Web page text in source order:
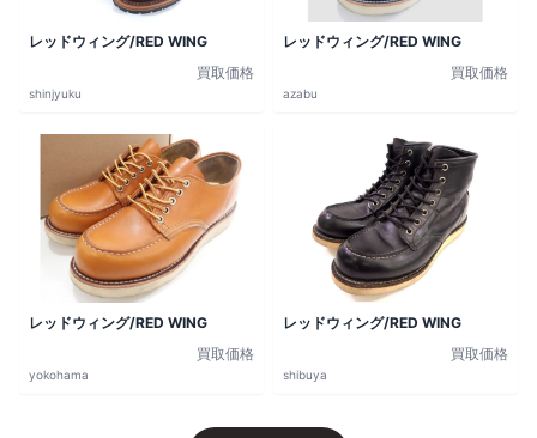
レッドウィング/RED WING
買取価格
shinjyuku
レッドウィング/RED WING
買取価格
azabu
レッドウィング/RED WING
買取価格
yokohama
レッドウィング/RED WING
買取価格
shibuya